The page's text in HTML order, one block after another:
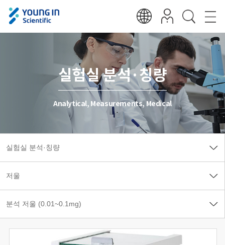
실험실 분석·칭량
Analytical, Measurements, Medical